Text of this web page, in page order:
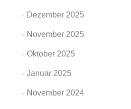
Dezember 2025
November 2025
Oktober 2025
Januar 2025
November 2024